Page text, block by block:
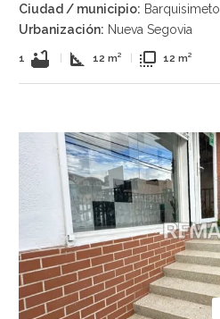
Ciudad / municipio: Barquisimeto
Urbanización: Nueva Segovia
1 bathtub square_foot 12 m² flip_to_front 12 m²